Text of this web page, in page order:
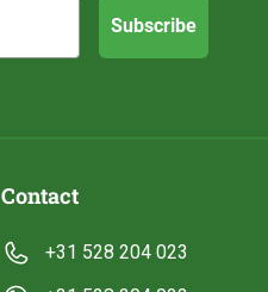
Subscribe
Contact
+31 528 204 023